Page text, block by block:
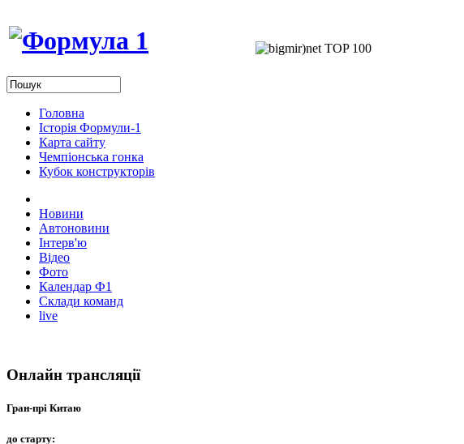
Головна
Історія Формули-1
Карта сайту
Чемпіонська гонка
Кубок конструкторів
Новини
Автоновини
Інтерв'ю
Відео
Фото
Календар Ф1
Склади команд
live
Онлайн трансляції
Гран-прі Китаю
до старту: